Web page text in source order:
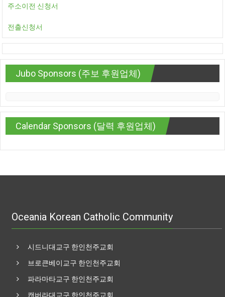
주소이전 신청서
전출신청서
Jubo Sponsors (주보 후원업체)
Calendar Sponsors (달력 후원업체)
Oceania Korean Catholic Community
시드니대교구 한인천주교회
브로큰베이교구 한인천주교회
파라마타교구 한인천주교회
캔버라대교구 한인천주교회